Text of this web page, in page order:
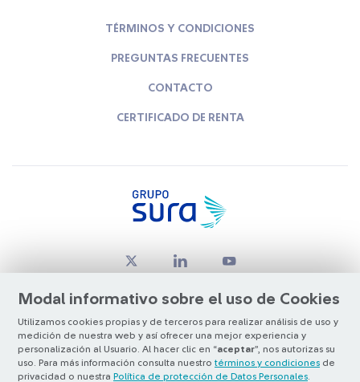
Modal informativo sobre el uso de Cookies
Utilizamos cookies propias y de terceros para realizar análisis de uso y
medición de nuestra web y así ofrecer una mejor experiencia y
personalización al Usuario. Al hacer clic en “aceptar”, nos autorizas su
uso. Para más información consulta nuestro términos y condiciones de
privacidad o nuestra Política de protección de Datos Personales
TÉRMINOS Y CONDICIONES
PREGUNTAS FRECUENTES
CONTACTO
CERTIFICADO DE RENTA
© Copyright Grupo SURA 2026